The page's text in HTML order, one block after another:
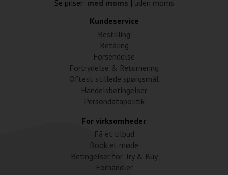
Se priser: med moms | uden moms
Kundeservice
Bestilling
Betaling
Forsendelse
Fortrydelse & Returnering
Oftest stillede spørgsmål
Handelsbetingelser
Persondatapolitik
For virksomheder
Få et tilbud
Book et møde
Betingelser for Try & Buy
Forhandler